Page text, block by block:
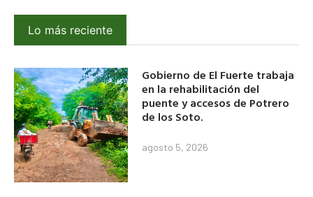
Lo más reciente
Gobierno de El Fuerte trabaja
en la rehabilitación del
puente y accesos de Potrero
de los Soto.
agosto 5, 2026